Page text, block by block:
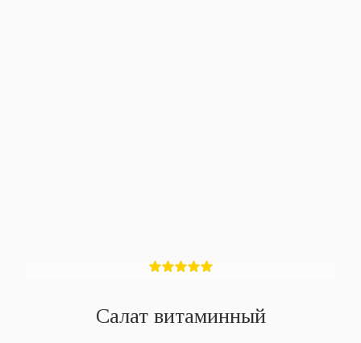
Салат витаминный